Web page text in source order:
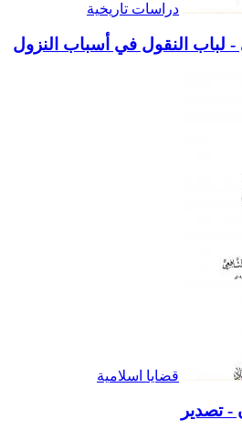
دراسات تاريخية
لباب النقول في أسباب النزول
قضايا اسلامية
- تصدير